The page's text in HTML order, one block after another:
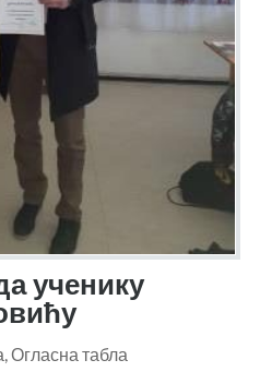
ученику
,Огласна табла